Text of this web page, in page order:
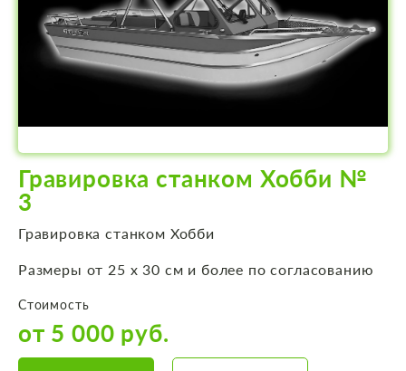
Гравировка станком Хобби №
3
Гравировка станком Хобби
Размеры от 25 х 30 см и более по согласованию
Стоимость
от 5 000 руб.